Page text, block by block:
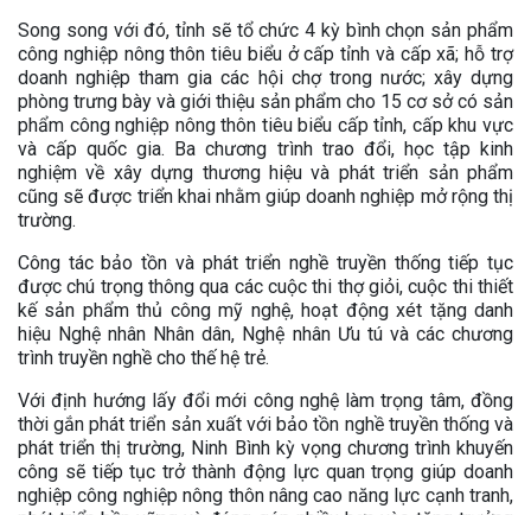
Song song với đó, tỉnh sẽ tổ chức 4 kỳ bình chọn sản phẩm
công nghiệp nông thôn tiêu biểu ở cấp tỉnh và cấp xã; hỗ trợ
doanh nghiệp tham gia các hội chợ trong nước; xây dựng
phòng trưng bày và giới thiệu sản phẩm cho 15 cơ sở có sản
phẩm công nghiệp nông thôn tiêu biểu cấp tỉnh, cấp khu vực
và cấp quốc gia. Ba chương trình trao đổi, học tập kinh
nghiệm về xây dựng thương hiệu và phát triển sản phẩm
cũng sẽ được triển khai nhằm giúp doanh nghiệp mở rộng thị
trường.
Công tác bảo tồn và phát triển nghề truyền thống tiếp tục
được chú trọng thông qua các cuộc thi thợ giỏi, cuộc thi thiết
kế sản phẩm thủ công mỹ nghệ, hoạt động xét tặng danh
hiệu Nghệ nhân Nhân dân, Nghệ nhân Ưu tú và các chương
trình truyền nghề cho thế hệ trẻ.
Với định hướng lấy đổi mới công nghệ làm trọng tâm, đồng
thời gắn phát triển sản xuất với bảo tồn nghề truyền thống và
phát triển thị trường, Ninh Bình kỳ vọng chương trình khuyến
công sẽ tiếp tục trở thành động lực quan trọng giúp doanh
nghiệp công nghiệp nông thôn nâng cao năng lực cạnh tranh,